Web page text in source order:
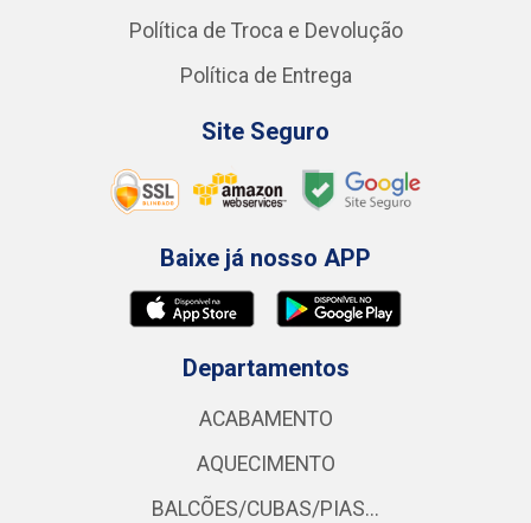
Política de Troca e Devolução
Política de Entrega
Site Seguro
Baixe já nosso APP
Departamentos
ACABAMENTO
AQUECIMENTO
BALCÕES/CUBAS/PIAS...